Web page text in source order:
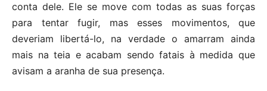
conta dele. Ele se move com todas as suas forças
para tentar fugir, mas esses movimentos, que
deveriam libertá-lo, na verdade o amarram ainda
mais na teia e acabam sendo fatais à medida que
avisam a aranha de sua presença.